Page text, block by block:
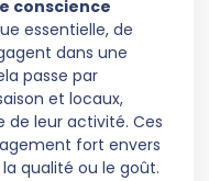
conscience
essentielle, de
dans une
passe par
et locaux,
de leur activité. Ces
fort envers
qualité ou le goût.